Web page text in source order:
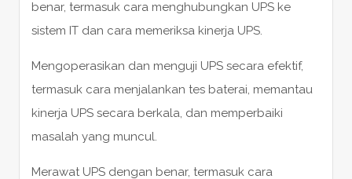
benar, termasuk cara menghubungkan UPS ke
sistem IT dan cara memeriksa kinerja UPS.
Mengoperasikan dan menguji UPS secara efektif,
termasuk cara menjalankan tes baterai, memantau
kinerja UPS secara berkala, dan memperbaiki
masalah yang muncul.
Merawat UPS dengan benar, termasuk cara